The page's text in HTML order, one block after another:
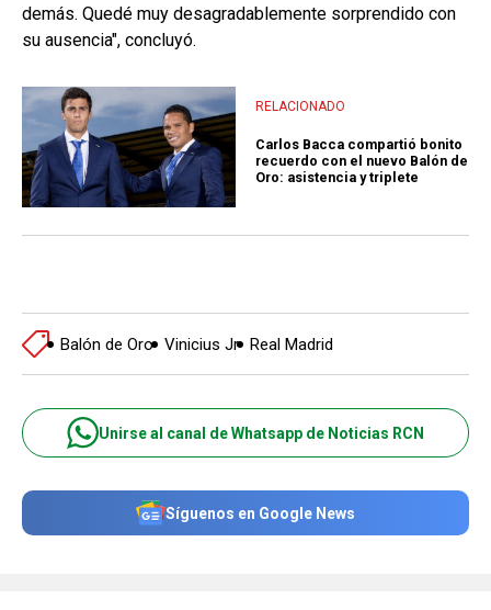
demás. Quedé muy desagradablemente sorprendido con
su ausencia", concluyó.
RELACIONADO
Carlos Bacca compartió bonito
recuerdo con el nuevo Balón de
Oro: asistencia y triplete
Balón de Oro Vinicius Jr Real Madrid
Unirse al canal de Whatsapp de Noticias RCN
Síguenos en Google News